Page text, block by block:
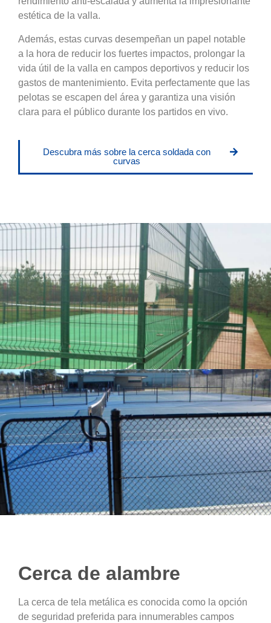
estética de la valla.
Además, estas curvas desempeñan un papel notable
a la hora de reducir los fuertes impactos, prolongar la
vida útil de la valla en campos deportivos y reducir los
gastos de mantenimiento. Evita perfectamente que las
pelotas se escapen del área y garantiza una visión
clara para el público durante los partidos en vivo.
Descubra más sobre la cerca soldada con
curvas
Cerca de alambre
La cerca de tela metálica es conocida como la opción
de seguridad preferida para innumerables campos